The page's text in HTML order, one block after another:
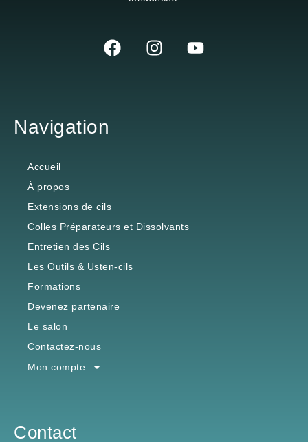
Navigation
Accueil
À propos
Extensions de cils
Colles Préparateurs et Dissolvants
Entretien des Cils
Les Outils & Usten-cils
Formations
Devenez partenaire
Le salon
Contactez-nous
Mon compte
Contact